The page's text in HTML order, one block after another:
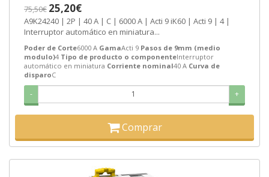
75,50€ 25,20€
A9K24240 | 2P | 40 A | C | 6000 A | Acti 9 iK60 | Acti 9 | 4 |
Interruptor automático en miniatura...
Poder de Corte6000 A GamaActi 9 Pasos de 9mm (medio
modulo)4 Tipo de producto o componenteInterruptor
automático en miniatura Corriente nominal40 A Curva de
disparoC
- +
Comprar